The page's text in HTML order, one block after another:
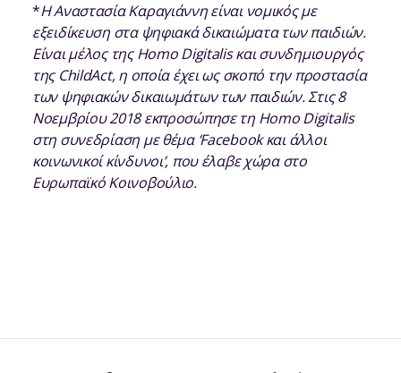
*Η Αναστασία Καραγιάννη είναι νομικός με
εξειδίκευση στα ψηφιακά δικαιώματα των παιδιών.
Είναι μέλος της Homo Digitalis και συνδημιουργός
της ChildAct, η οποία έχει ως σκοπό την προστασία
των ψηφιακών δικαιωμάτων των παιδιών. Στις 8
Νοεμβρίου 2018 εκπροσώπησε τη Homo Digitalis
στη συνεδρίαση με θέμα ‘Facebook και άλλοι
κοινωνικοί κίνδυνοι’, που έλαβε χώρα στο
Ευρωπαϊκό Κοινοβούλιο.